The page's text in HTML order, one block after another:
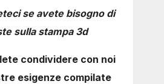
se avete bisogno di
sulla stampa 3d
condividere con noi
esigenze compilate